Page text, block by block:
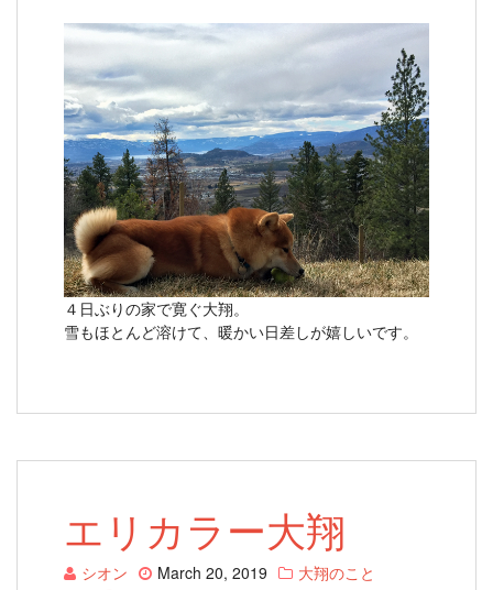
４日ぶりの家で寛ぐ大翔。
雪もほとんど溶けて、暖かい日差しが嬉しいです。
エリカラー大翔
シオン March 20, 2019
大翔のこと